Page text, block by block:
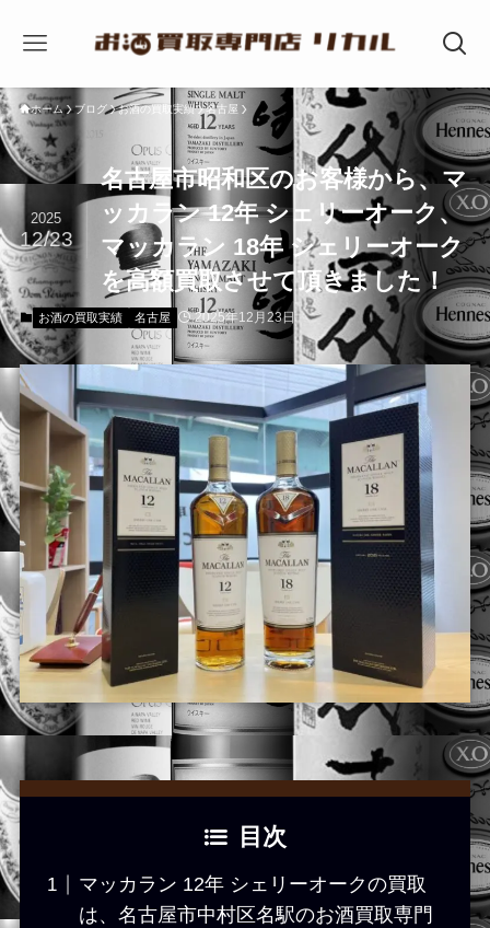
ホーム ブログ お酒の買取実績 名古屋
名古屋市昭和区のお客様から、マ
ッカラン 12年 シェリーオーク、
マッカラン 18年 シェリーオーク
を高額買取させて頂きました！
2025
12/23
お酒の買取実績 名古屋 2025年12月23日
目次
マッカラン 12年 シェリーオークの買取
は、名古屋市中村区名駅のお酒買取専門